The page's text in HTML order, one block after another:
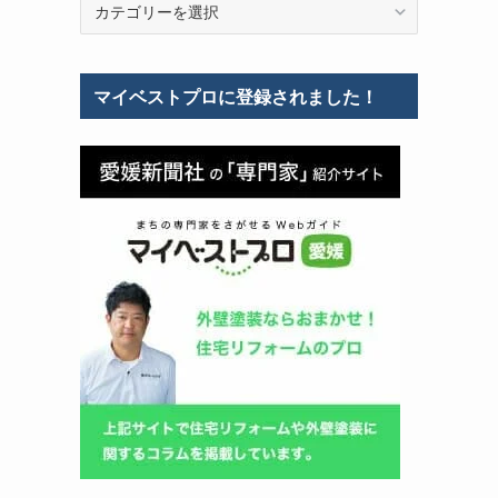
リ
マイベストプロに登録されました！